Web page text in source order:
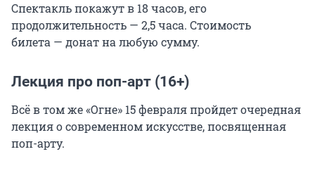
Спектакль покажут в 18 часов, его
продолжительность — 2,5 часа. Стоимость
билета — донат на любую сумму.
Лекция про поп-арт (16+)
Всё в том же «Огне» 15 февраля пройдет очередная
лекция о современном искусстве, посвященная
поп-арту.